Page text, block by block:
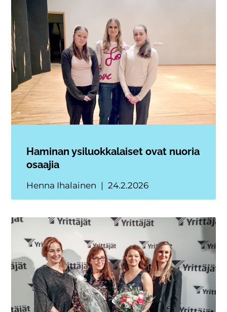
Haminan ysiluokkalaiset ovat nuoria
osaajia
Henna Ihalainen 24.2.2026